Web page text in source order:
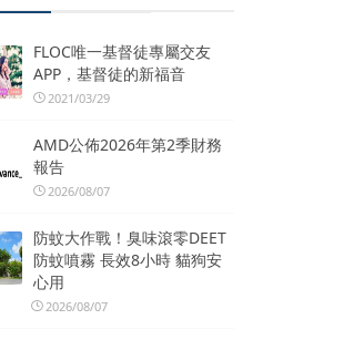
FLOC唯一基督徒專屬交友
APP，基督徒的新福音
2021/03/29
AMD公佈2026年第2季財務
報告
2026/08/07
防蚊大作戰！臭味滾零DEET
防蚊噴霧 長效8小時 貓狗安
心用
2026/08/07